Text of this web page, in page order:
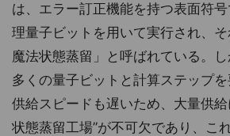
は、エラー訂正機能を持つ表面符
理量子ビットを用いて実行され、
魔法状態蒸留」と呼ばれている。
多くの量子ビットと計算ステップ
供給スピードも遅いため、大量供
状態蒸留工場”が不可欠であり、こ